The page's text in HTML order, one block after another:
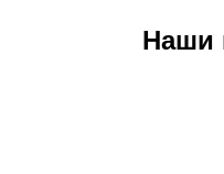
Наши